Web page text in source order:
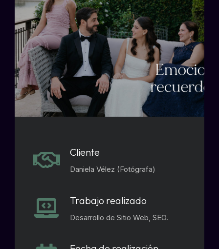
Cliente
Daniela Vélez (Fotógrafa)
Trabajo realizado
Desarrollo de Sitio Web, SEO.